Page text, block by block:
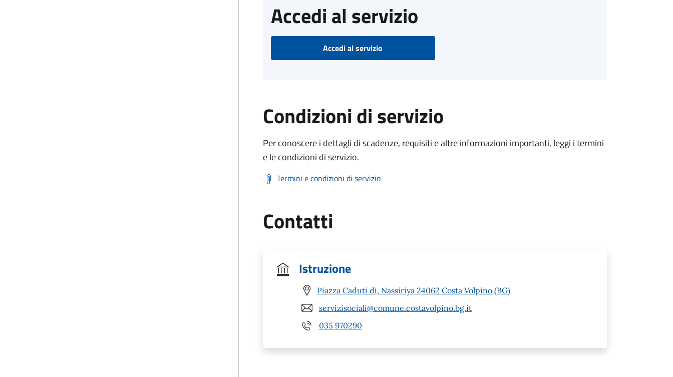
Accedi al servizio
Accedi al servizio
Condizioni di servizio
Per conoscere i dettagli di scadenze, requisiti e altre informazioni importanti, leggi i termini
e le condizioni di servizio.
Termini e condizioni di servizio
Contatti
Istruzione
Piazza Caduti di, Nassiriya 24062 Costa Volpino (BG)
servizisociali@comune.costavolpino.bg.it
035 970290